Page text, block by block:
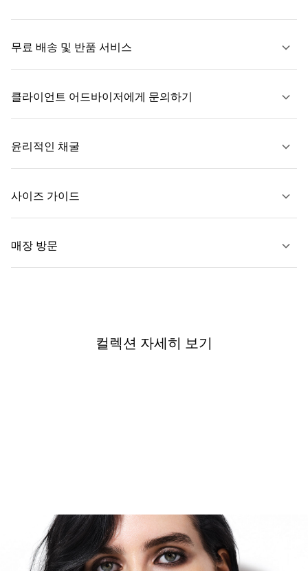
무료 배송 및 반품 서비스
자세히 보기
클라이언트 어드바이저에게 문의하기
윤리적인 채굴
사이즈 가이드
자세히 보기
매장 방문
컬렉션 자세히 보기